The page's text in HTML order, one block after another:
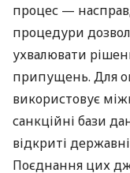
процес —
процедури
ухвалювати
припущень. Для
використовує
санкційні бази
відкриті
Поєднання цих